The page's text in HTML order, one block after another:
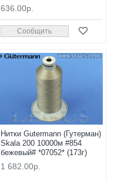
636.00р.
Сообщить
Нитки Gutermann (Гутерман)
Skala 200 10000м #854
бежевый# *07052* (173г)
1 682.00р.